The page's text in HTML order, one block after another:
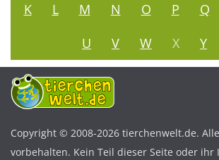
K
L M N O P Q
U
V W X Y
Copyright © 2008-2026 tierchenwelt.de.
vorbehalten. Kein Teil dieser Seite oder ihr